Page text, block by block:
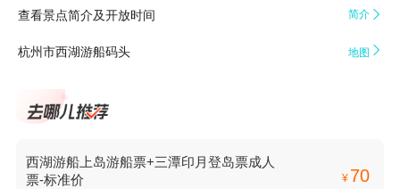
查看景点简介及开放时间 简介 
杭州市西湖游船码头 地图 
西湖游船上岛游船票+三潭印月登岛票成人
票-标准价
¥ 70